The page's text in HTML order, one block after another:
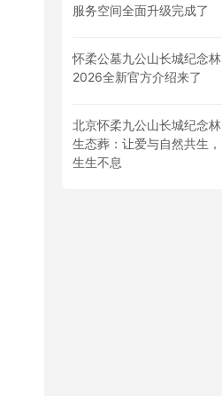
服务空间全面升级完成了
怀柔公墓九公山长城纪念林
2026全新官方介绍来了
北京怀柔九公山长城纪念林
生态葬：让爱与自然共生，
生生不息